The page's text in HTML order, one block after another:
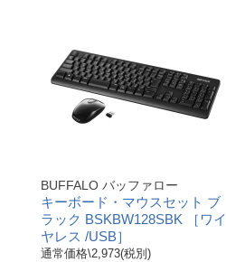
BUFFALO バッファロー
キーボード・マウスセット ブ
ラック BSKBW128SBK ［ワイ
ヤレス /USB］
通常価格\2,973(税別)